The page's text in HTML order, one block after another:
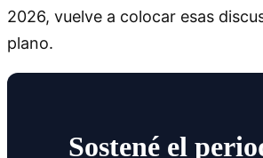
2026, vuelve a colocar esas
plano.
Sostené el